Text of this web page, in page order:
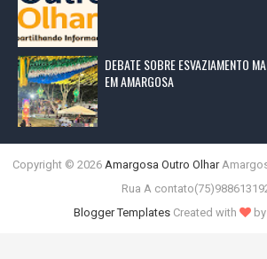
DEBATE SOBRE ESVAZIAMENTO
EM AMARGOSA
Copyright © 2026 Amargosa Outro Olhar
Rua A
Blogger TemplatesCreated with by